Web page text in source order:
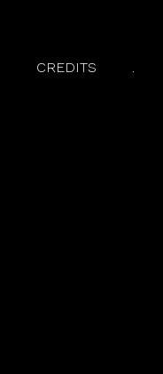
CREDITS .